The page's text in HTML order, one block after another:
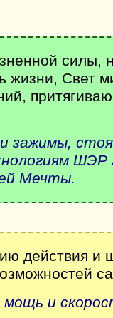
силы,
жизни, Свет
и зажимы,
ШЭР
Мечты.
действия и
мощь и